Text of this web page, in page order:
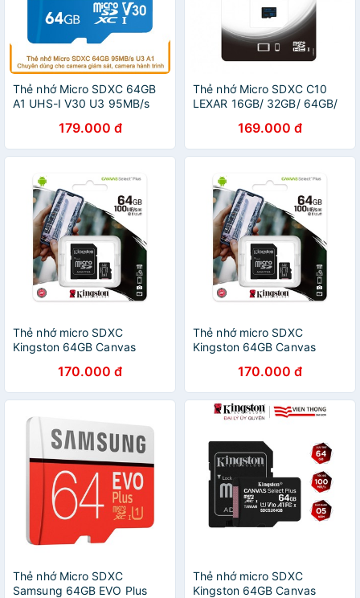
Thẻ nhớ Micro SDXC 64GB
A1 UHS-I V30 U3 95MB/s
179.000 đ
Thẻ nhớ Micro SDXC C10
LEXAR 16GB/ 32GB/ 64GB/
169.000 đ
Thẻ nhớ micro SDXC
Kingston 64GB Canvas
170.000 đ
Thẻ nhớ micro SDXC
Kingston 64GB Canvas
170.000 đ
Thẻ nhớ Micro SDXC
Samsung 64GB EVO Plus
Thẻ nhớ micro SDXC
Kingston 64GB Canvas